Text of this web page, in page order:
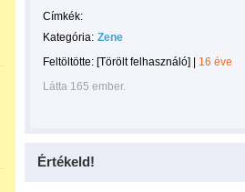
Címkék:
Kategória: Zene
Feltöltötte: [Törölt felhasználó]
16 éve
Látta 165 ember.
Értékeld!